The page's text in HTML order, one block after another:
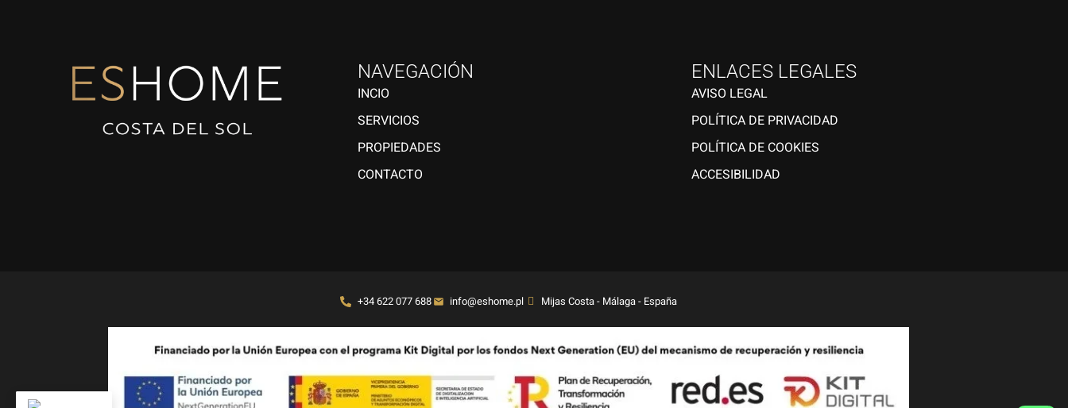
NAVEGACIÓN
INCIO
SERVICIOS
PROPIEDADES
CONTACTO
ENLACES LEGALES
AVISO LEGAL
POLÍTICA DE PRIVACIDAD
POLÍTICA DE COOKIES
ACCESIBILIDAD
+34 622 077 688 info@eshome.pl Mijas Costa - Málaga - España